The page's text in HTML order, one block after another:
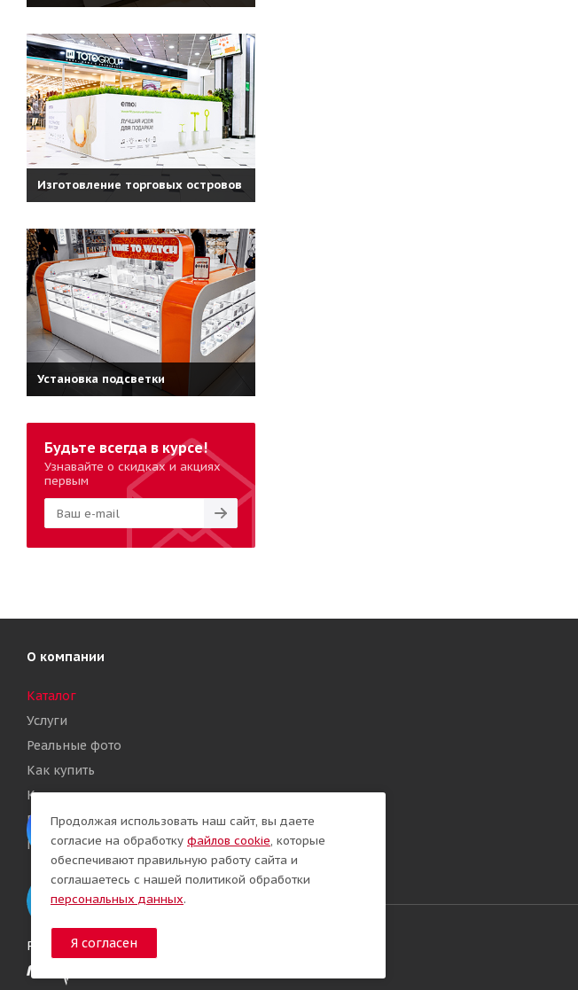
Изготовление торговых островов
Установка подсветки
Будьте всегда в курсе!
Узнавайте о скидках и акциях
первым
О компании
Каталог
Услуги
Реальные фото
Как купить
Контакты
Политика конфиденциальности
Политика обработки Cookies
Разработка сайта:
Продолжая использовать наш сайт, вы даете
согласие на обработку файлов cookie, которые
обеспечивают правильную работу сайта и
соглашаетесь с нашей политикой обработки
персональных данных.
Я согласен